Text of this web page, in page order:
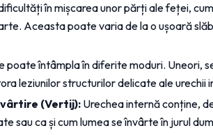
în mișcarea unor părți ale feței,
Aceasta poate varia de la o ușoară
poate întâmpla în diferite moduri. Uneori,
leziunilor structurilor delicate ale
(Vertij): Urechea internă conține,
sau ca și cum lumea se învârte în jurul